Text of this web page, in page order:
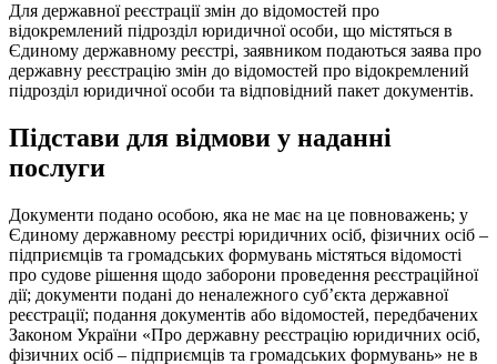
Для державної реєстрації змін до відомостей про
відокремлений підрозділ юридичної особи, що містяться в
Єдиному державному реєстрі, заявником подаються заява про
державну реєстрацію змін до відомостей про відокремлений
підрозділ юридичної особи та відповідний пакет документів.
Підстави для відмови у наданні
послуги
Документи подано особою, яка не має на це повноважень; у
Єдиному державному реєстрі юридичних осіб, фізичних осіб –
підприємців та громадських формувань містяться відомості
про судове рішення щодо заборони проведення реєстраційної
дії; документи подані до неналежного суб’єкта державної
реєстрації; подання документів або відомостей, передбачених
Законом України «Про державну реєстрацію юридичних осіб,
фізичних осіб – підприємців та громадських формувань» не в